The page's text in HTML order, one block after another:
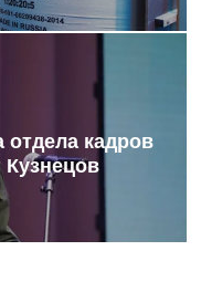
отдела кадров